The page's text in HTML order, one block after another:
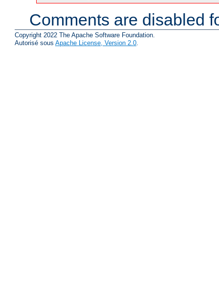
Comments are disabled
Copyright 2022 The Apache Software Foundation.
Autorisé sous Apache License, Version 2.0